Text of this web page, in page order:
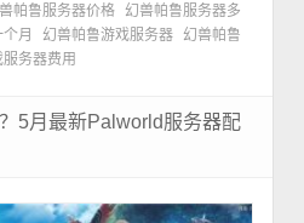
帕鲁服务器价格 幻兽帕鲁服务器多
月 幻兽帕鲁游戏服务器 幻兽帕鲁
务器费用
5月最新Palworld服务器配